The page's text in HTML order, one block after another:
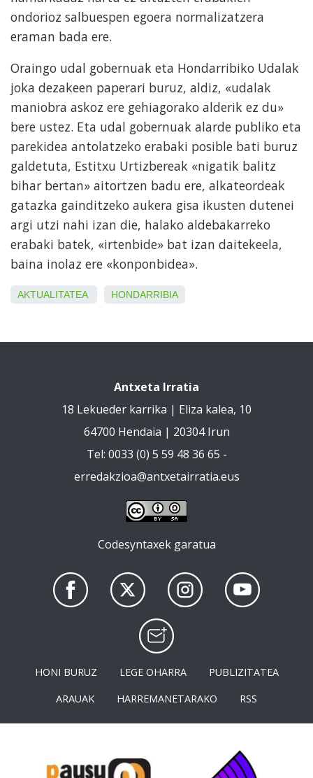
ondorioz salbuespen egoera normalizatzera
eraman bada ere.
Oraingo udal gobernuak eta Hondarribiko Udalak
joka dezakeen paperari buruz, aldiz, «udalak
maniobra askoz ere gehiagorako alderik ez du»
bere ustez. Eta udal gobernuak alarde publiko eta
parekidea antolatzeko erabaki posible bati buruz
galdetuta, Estitxu Urtizbereak «nigatik balitz
bihar bertan» aitortzen badu ere, alkateordeak
gatazka gainditzeko aukera gisa ikusten dutenei
argi utzi nahi izan die, halako aldebakarreko
erabaki batek, «irtenbide» bat izan daitekeela,
baina inolaz ere «konponbidea».
AKTUALITATEA HONDARRIBIA
Antxeta Irratia
18 Lekueder karrika | Eliza kalea, 10
64700 Hendaia | 20304 Irun
Tel: 0033 (0) 5 59 48 36 65 -
erredakzioa@antxetairratia.eus
Codesyntaxek garatua
HONI BURUZ LEGE OHARRA
PUBLIZITATEA
ARAUAK
HARREMANETARAKO RSS